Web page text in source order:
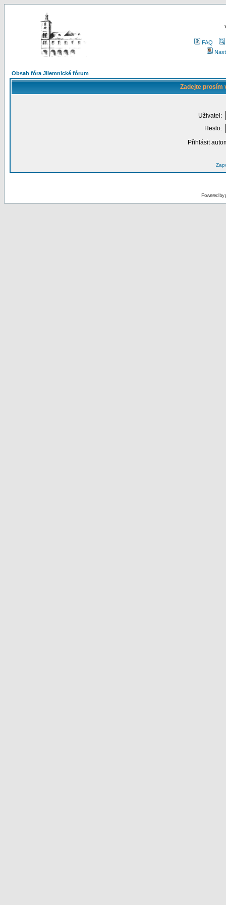
FAQ
Obsah fóra Jilemnické fórum
Zadejte prosím
Uživatel:
Heslo:
Přihlásit
Powered by